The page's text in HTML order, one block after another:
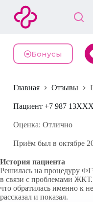
й
и
у
и
Бонусы
Главная Отзывы
Пациент +7 987
Оценка: Отлично
Приём был в октябре
История пациента
Решилась на процедуру
в связи с проблемами
что обратилась именно к
рассказал и показал.